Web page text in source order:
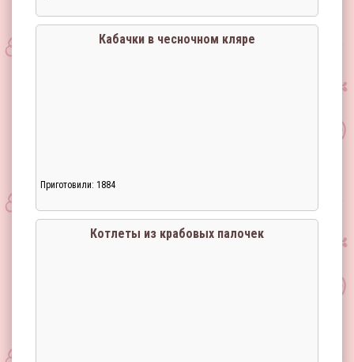
Кабачки в чесночном кляре
Приготовили: 1884
Котлеты из крабовых палочек